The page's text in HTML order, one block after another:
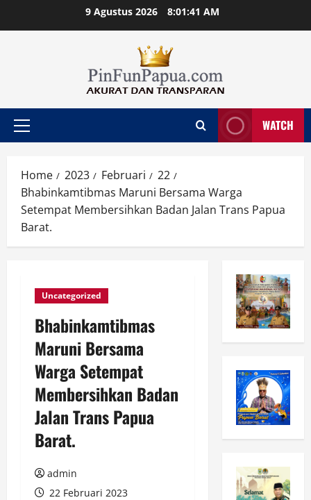
9 Agustus 2026 8:01:42 AM
Primary
WATCH
Home 2023 Februari
22
Bhabinkamtibmas Maruni Bersama Warga
Setempat Membersihkan Badan Jalan Trans Papua
Barat.
Uncategorized
Bhabinkamtibmas
Maruni Bersama
Warga Setempat
Membersihkan Badan
Jalan Trans Papua
Barat.
admin
22 Februari 2023